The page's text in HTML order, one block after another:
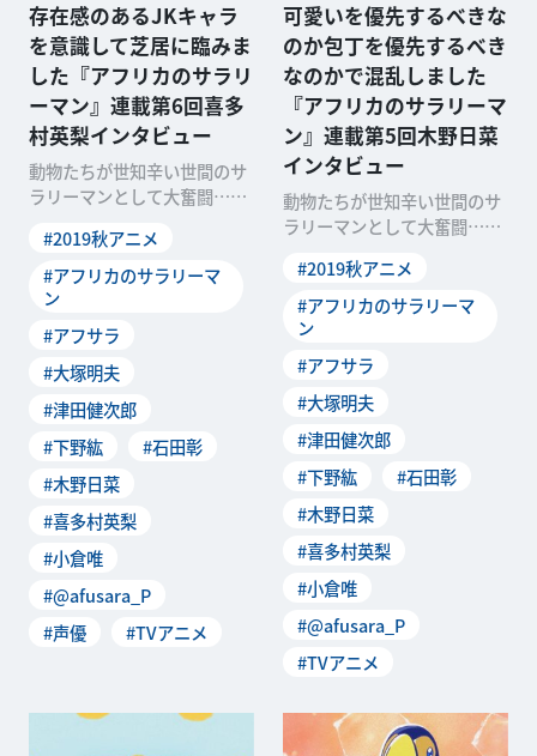
存在感のあるJKキャラ
を意識して芝居に臨みま
した『アフリカのサラリ
ーマン』連載第6回喜多
村英梨インタビュー
動物たちが世知辛い世間のサ
ラリーマンとして大奮闘…と
人的社会を突破する!?
#2019秋アニメ
#アフリカのサラリーマ
ン
#アフサラ
#大塚明夫
#津田健次郎
#下野紘
#石田彰
#木野日菜
#喜多村英梨
#小倉唯
#@afusara_P
#声優
#TVアニメ
可愛いを優先するべきな
のか包丁を優先するべき
なのかで混乱しました
『アフリカのサラリーマ
ン』連載第5回木野日菜
インタビュー
動物たちが世知辛い世間のサ
ラリーマンとして大奮闘…と
人的社会を突破する!?
#2019秋アニメ
#アフリカのサラリーマ
ン
#アフサラ
#大塚明夫
#津田健次郎
#下野紘
#石田彰
#木野日菜
#喜多村英梨
#小倉唯
#@afusara_P
#TVアニメ